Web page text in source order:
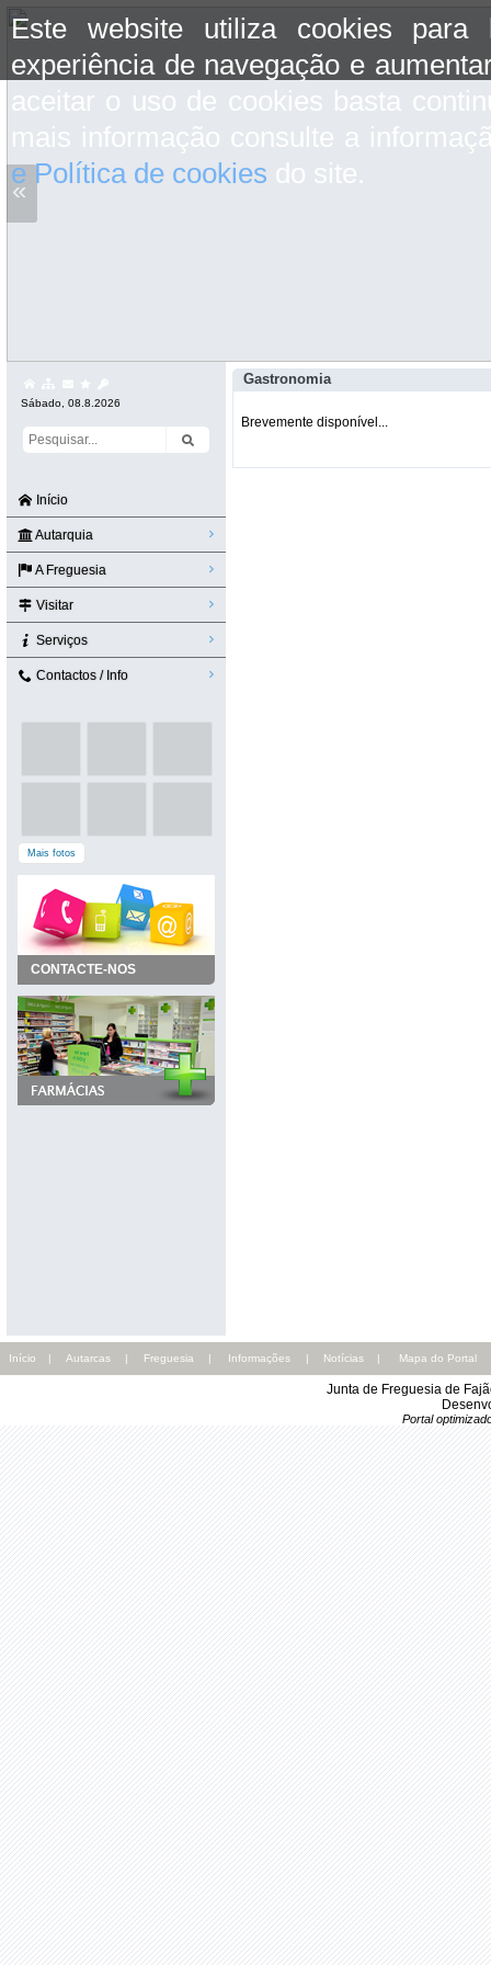
Este website utiliza cookies para
experiência de navegação e
aceitar o uso de cookies basta
mais informação consulte a
e Política de cookies do site.
«
Sábado, 08.8.2026
Início
Autarquia
A Freguesia
Visitar
Serviços
Contactos / Info
Mais fotos
CONTACTE-NOS
Gastronomia
Brevemente disponível...
Início | Autarcas | Freguesia | Informações | Notícias | Mapa do Portal
Junta de Freguesia de
Portal